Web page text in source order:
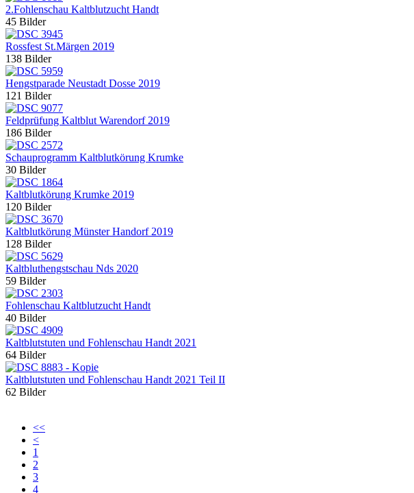
2.Fohlenschau Kaltblutzucht Handt
45 Bilder
Rossfest St.Märgen 2019
138 Bilder
Hengstparade Neustadt Dosse 2019
121 Bilder
Feldprüfung Kaltblut Warendorf 2019
186 Bilder
Schauprogramm Kaltblutkörung Krumke
30 Bilder
Kaltblutkörung Krumke 2019
120 Bilder
Kaltblutkörung Münster Handorf 2019
128 Bilder
Kaltbluthengstschau Nds 2020
59 Bilder
Fohlenschau Kaltblutzucht Handt
40 Bilder
Kaltblutstuten und Fohlenschau Handt 2021
64 Bilder
Kaltblutstuten und Fohlenschau Handt 2021 Teil II
62 Bilder
<<
<
1
2
3
4